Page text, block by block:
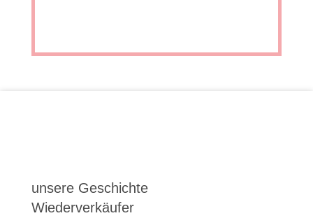
unsere Geschichte
Wiederverkäufer